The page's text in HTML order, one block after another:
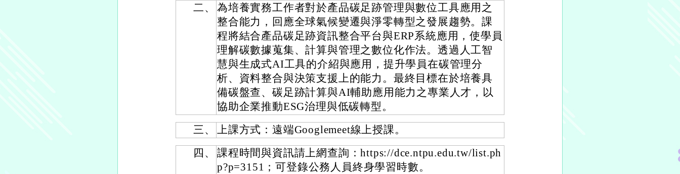
二、
為培養實務工作者對於產品碳足跡管理與數位工具應用之
整合能力，回應全球氣候變遷與淨零轉型之發展趨勢。課
程將結合產品碳足跡資訊整合平台與ERP系統應用，使學員
理解碳數據蒐集、計算與管理之數位化作法。透過人工智
慧與生成式AI工具的介紹與應用，提升學員在碳管理分
析、資料整合與決策支援上的能力。最終目標在於培養具
備碳盤查、碳足跡計算與AI輔助應用能力之專業人才，以
協助企業推動ESG治理與低碳轉型。
三、
上課方式：遠端Googlemeet線上授課。
四、
課程時間與資訊請上網查詢：https://dce.ntpu.edu.tw/list.ph
p?p=3151；可登錄公務人員終身學習時數。